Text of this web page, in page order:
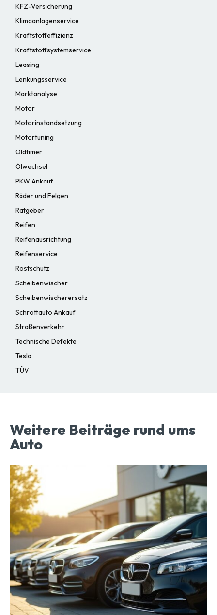
KFZ-Versicherung
Klimaanlagenservice
Kraftstoffeffizienz
Kraftstoffsystemservice
Leasing
Lenkungsservice
Marktanalyse
Motor
Motorinstandsetzung
Motortuning
Oldtimer
Ölwechsel
PKW Ankauf
Räder und Felgen
Ratgeber
Reifen
Reifenausrichtung
Reifenservice
Rostschutz
Scheibenwischer
Scheibenwischerersatz
Schrottauto Ankauf
Straßenverkehr
Technische Defekte
Tesla
TÜV
Weitere Beiträge rund ums
Auto